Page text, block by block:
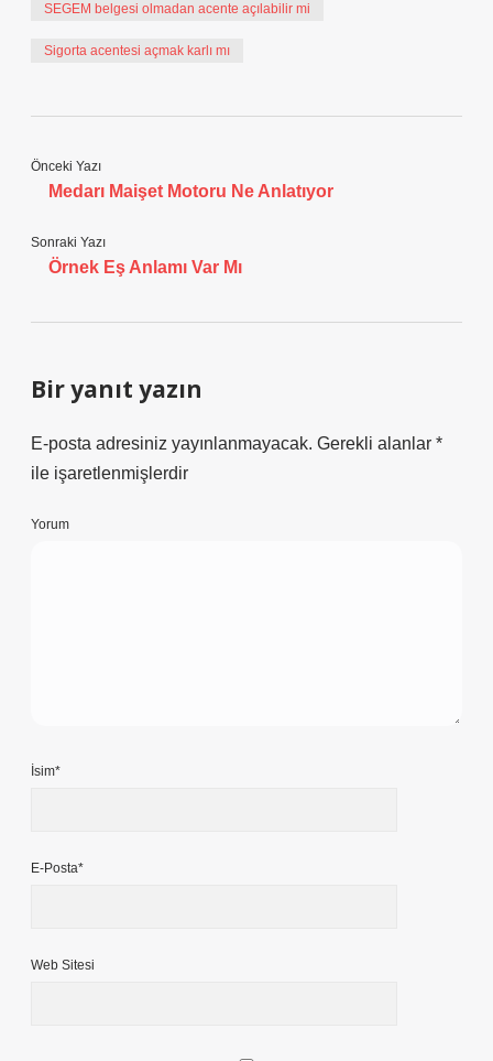
SEGEM belgesi olmadan acente açılabilir mi
Sigorta acentesi açmak karlı mı
Önceki Yazı
Medarı Maişet Motoru Ne Anlatıyor
Sonraki Yazı
Örnek Eş Anlamı Var Mı
Bir yanıt yazın
E-posta adresiniz yayınlanmayacak. Gerekli alanlar *
ile işaretlenmişlerdir
Yorum
İsim*
E-Posta*
Web Sitesi